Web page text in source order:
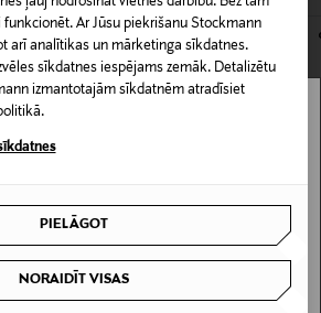
Ar Jūsu piekrišanu Stockmann
arī analītikas un mārketinga sīkdatnes.
sīkdatnes iespējams zemāk. Detalizētu
izmantotajām sīkdatnēm atradīsiet
PIELĀGOT
NORAIDĪT VISAS
ir jābūt to sākotnējā neatvērtajā
POLITIKA
CLARINS
tavā valstī.
I UNDERSTAND